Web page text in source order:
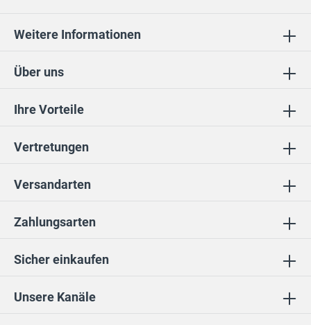
Unsere Kanäle
Ihre Vorteile
Vertretungen
Sicher einkaufen
Über uns
Weitere Informationen
Zahlungsarten
Versandarten